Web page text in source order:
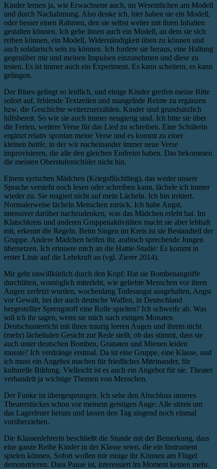
Kinder lernen ja, wie Erwachsene auch, im Wesentlichen am Modell
und durch Nachahmung. Also denke ich, hier haben sie ein Modell,
oder besser einen Rahmen, den sie selbst weiter mit ihren Inhalten
gestalten können. Ich gebe ihnen auch ein Modell, an dem sie sich
reiben können, ein Modell, Widerständigkeit üben zu können und
auch solidarisch sein zu können. Ich fordere sie heraus, eine Haltung
gegenüber mir und meinen Impulsen einzunehmen und diese zu
testen. Es ist immer auch ein Experiment. Es kann scheitern, es kann
gelingen.
Der Blues gelingt so leidlich, und einige Kinder greifen meine Bitte
sofort auf, fehlende Textzeilen und mangelnde Reime zu ergänzen
bzw. die Geschichte weiterzuerzählen. Kinder sind grundsätzlich
hilfsbereit. So wie sie auch immer neugierig sind. Ich bitte sie über
die Ferien, weitere Verse für das Lied zu schreiben. Eine Schülerin
ergänzt relativ spontan meine Verse und es kommt zu einer
kleinen battle, in der wir nacheinander immer neue Verse
improvisieren, die alle den gleichen Endreim haben. Das bekommen
die meisten Oberstufenschüler nicht hin.
Einem syrischen Mädchen (Kriegsflüchtling), das weder unsere
Sprache versteht noch lesen oder schreiben kann, lächele ich immer
wieder zu. Sie reagiert nicht auf mein Lächeln. Ich bin irritiert.
Normalerweise lächeln Menschen zurück. Ich habe Angst,
intensiver darüber nachzudenken, was das Mädchen erlebt hat. Im
Klatschkreis und anderen Gruppenaktivitäten macht sie aber lebhaft
mit, erkennt die Regeln. Beim Singen im Kreis ist sie Bestandteil der
Gruppe. Andere Mädchen helfen ihr, arabisch sprechende Jungen
übersetzen. Ich erinnere mich an die Hattie-Studie: Es kommt in
erster Linie auf die Lehrkraft an (vgl. Zierer 2014).
Mir geht unwillkürlich durch den Kopf: Hat sie Bombenangriffe
durchlitten, womöglich miterlebt, wie geliebte Menschen vor ihren
Augen zerfetzt wurden, wochenlang Todesangst ausgehalten, Angst
vor Gewalt, bei der auch deutsche Waffen, in Deutschland
hergestellter Sprengstoff eine Rolle spielten? Ich schweife ab. Was
soll ich ihr sagen, wenn sie mich nach einigen Monaten
Deutschunterricht mit ihren traurig leeren Augen und ihrem nicht
(mehr) lächelnden Gesicht zur Rede stellt, ob das stimmt, dass sie
auch unter deutschen Bomben, Granaten und Mienen leiden
musste? Ich verdränge erstmal. Da ist eine Gruppe, eine Klasse, und
ich muss ein Angebot machen für friedliches Miteinander, für
kulturelle Bildung. Vielleicht ist es auch ein Angebot für sie. Theater
verhandelt ja wichtige Themen von Menschen.
Der Funke ist übergesprungen. Ich sehe den Abschluss unseres
Theaterstückes schon vor meinem geistigen Auge: Alle sitzen um
das Lagerfeuer herum und lassen den Tag singend noch einmal
vorüberziehen.
Die Klassenlehrerin beschließt die Stunde mit der Bemerkung, dass
eine ganze Reihe Kinder in der Klasse seien, die ein Instrument
spielen können. Sofort wollen mir einige ihr Können am Flügel
demonstrieren. Dass Pause ist, interessiert im Moment keinen mehr.